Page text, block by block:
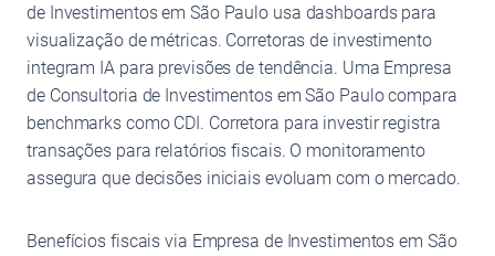
de Investimentos em São Paulo usa dashboards para
visualização de métricas. Corretoras de investimento
integram IA para previsões de tendência. Uma Empresa
de Consultoria de Investimentos em São Paulo compara
benchmarks como CDI. Corretora para investir registra
transações para relatórios fiscais. O monitoramento
assegura que decisões iniciais evoluam com o mercado.
Benefícios fiscais via Empresa de Investimentos em São